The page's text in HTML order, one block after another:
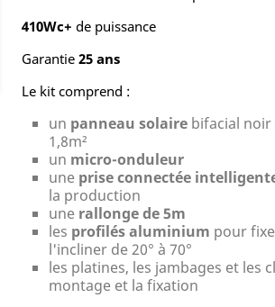
410Wc+ de puissance
Garantie 25 ans
Le kit comprend :
un panneau solairebifacial noir
1,8m²
un micro-onduleur
uneprise connectée
la production
unerallonge de 5m
les profilés aluminium pour
l'incliner de 20° à 70°
les platines, les jambages et les
montage et la fixation